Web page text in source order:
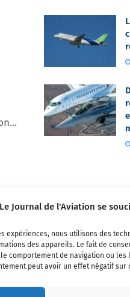
Le Journal de l'Aviation se
expériences, nous utilisons des
des appareils. Le fait de
comportement de navigation ou les
peut avoir un effet négatif
de
civils,